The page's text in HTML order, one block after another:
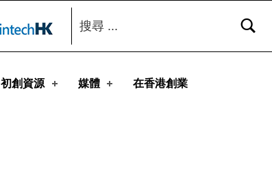
初創資源 媒體 在香港創業
搜尋：